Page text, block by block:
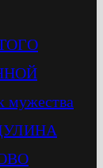
мужества